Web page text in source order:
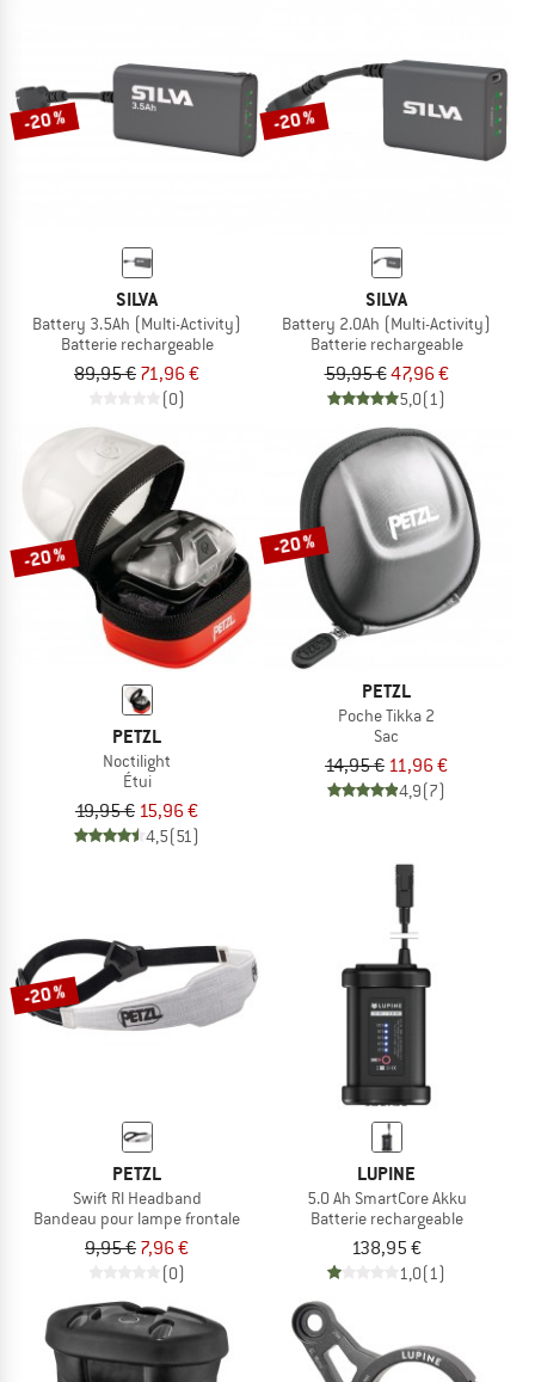
-20 %
SILVA
Battery 3.5Ah (Multi-Activity)
Batterie rechargeable
89,95 € 71,96 €
(0)
-20 %
SILVA
Battery 2.0Ah (Multi-Activity)
Batterie rechargeable
59,95 €47,96 €
5,0(1)
-20 %
PETZL
Noctilight
Étui
19,95 € 15,96 €
4,5(51)
-20 %
PETZL
Poche Tikka 2
Sac
14,95 € 11,96 €
4,9(7)
-20 %
PETZL
Swift Rl Headband
Bandeau pour lampe frontale
9,95 € 7,96 €
(0)
LUPINE
5.0 Ah SmartCore Akku
Batterie rechargeable
138,95 €
1,0(1)